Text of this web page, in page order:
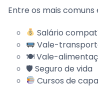
Entre os mais comuns
Salário
Vale-
🍽 Vale-
🛡 Seguro de vida
Cursos de